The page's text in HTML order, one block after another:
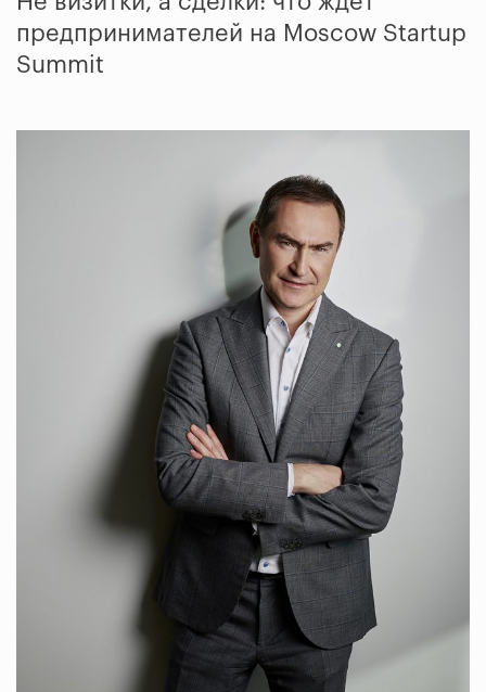
предпринимателей на Moscow Startup
Summit